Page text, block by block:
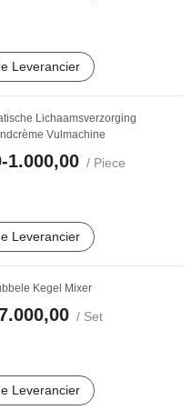
Leverancier
Lichaamsverzorging
Vulmachine
1.000,00 / Piece
Leverancier
Kegel Mixer
/ Set
Leverancier